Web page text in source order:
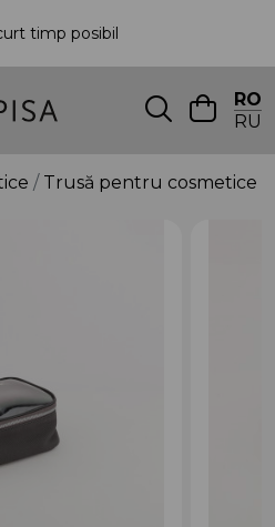
timp posibil
RO
RU
Trusă pentru cosmetice